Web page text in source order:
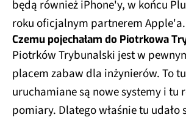
będą również iPhone'y, w końcu
roku oficjalnym partnerem Apple'a.
Czemu pojechałam do Piotrkowa
Piotrków Trybunalski jest w
placem zabaw dla inżynierów. To
uruchamiane są nowe systemy i tu
pomiary. Dlatego właśnie tu udało